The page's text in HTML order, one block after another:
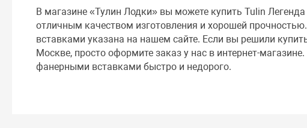
В магазине «Тулин Лодки» вы можете купить Tulin
отличным качеством изготовления и хорошей
вставками указана на нашем сайте. Если вы решили
Москве, просто оформите заказ у нас в интернет-
фанерными вставками быстро и недорого.